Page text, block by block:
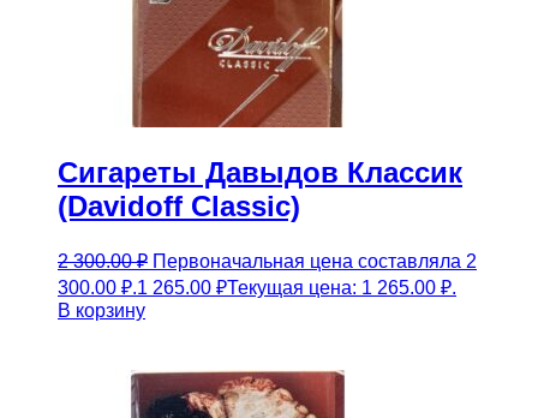
Сигареты Давыдов Классик
(Davidoff Classic)
2 300.00₽ Первоначальная цена составляла 2
300.00 ₽.1 265.00 ₽Текущая цена: 1 265.00 ₽.
В корзину